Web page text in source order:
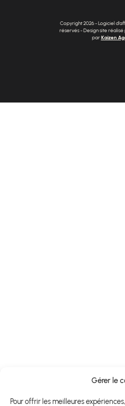
Gérer le
Pour offrir les meilleures
Copyright 2026 - Logiciel
réservés - Design site
parKaizen